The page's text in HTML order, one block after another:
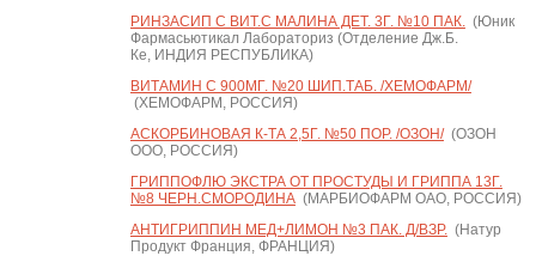
РИНЗАСИП С ВИТ.С МАЛИНА ДЕТ. 3Г. №10 ПАК.(Юник
Фармасьютикал Лабораториз (Отделение Дж.Б.
Ке, ИНДИЯ РЕСПУБЛИКА)
ВИТАМИН С 900МГ. №20 ШИП.ТАБ. /ХЕМОФАРМ/
(ХЕМОФАРМ, РОССИЯ)
АСКОРБИНОВАЯ К-ТА 2,5Г. №50 ПОР. /ОЗОН/(ОЗОН
ООО, РОССИЯ)
ГРИППОФЛЮ ЭКСТРА ОТ ПРОСТУДЫ И ГРИППА 13Г.
№8 ЧЕРН.СМОРОДИНА(МАРБИОФАРМ ОАО, РОССИЯ)
АНТИГРИППИН МЕД+ЛИМОН №3 ПАК. Д/ВЗР.(Натур
Продукт Франция, ФРАНЦИЯ)